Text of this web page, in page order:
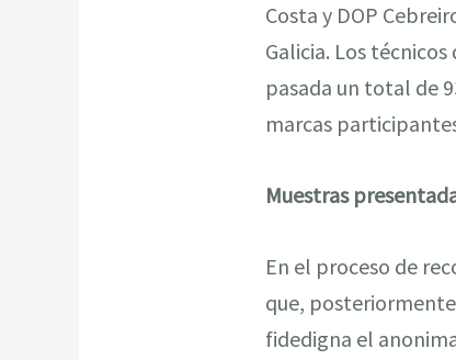
Costa y DOP
Galicia. Los
pasada un total de
marcas
Muestras
En el proceso de
que,
fidedigna el